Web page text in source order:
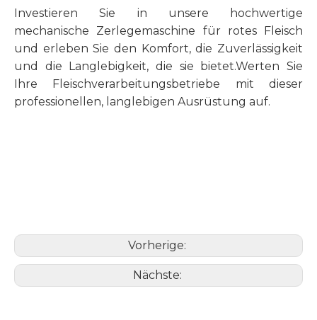
Investieren Sie in unsere hochwertige
mechanische Zerlegemaschine für rotes Fleisch
und erleben Sie den Komfort, die Zuverlässigkeit
und die Langlebigkeit, die sie bietet.Werten Sie
Ihre Fleischverarbeitungsbetriebe mit dieser
professionellen, langlebigen Ausrüstung auf.
Vorherige:
Nächste: